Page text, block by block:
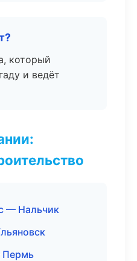
который
и ведёт
— Нальчик
Пермь